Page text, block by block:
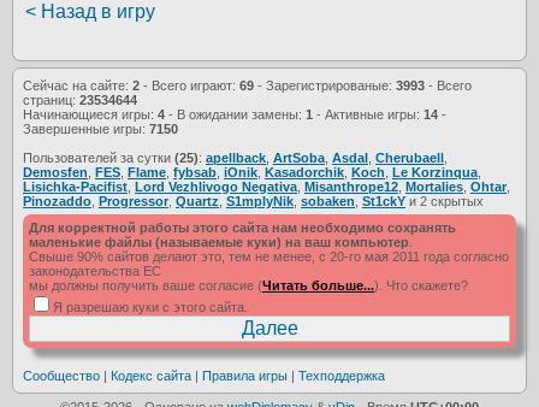
< Назад в игру
Сейчас на сайте: 2 - Всего играют: 69 - Зарегистрированые: 3993 - Всего
страниц: 23534644
Начинающиеся игры: 4 - В ожидании замены: 1 - Активные игры: 14 -
Завершенные игры: 7150
Пользователей за сутки (25): apellback ArtSoba Asdal Cherubaell
Demosfen FES Flame fybsab iOnik Kasadorchik Koch Le Korzinqua
Lisichka-Pacifist Lord Vezhlivogo Negativa Misanthrope12 Mortalies Ohtar,
Pinozaddo Progressor, Quartz S1mplyNik sobaken St1ckY и 2 скрытых
Для корректной работы этого сайта нам необходимо сохранять
маленькие файлы (называемые куки) на ваш компьютер
Свыше 90% сайтов делают это, тем не менее, с 20-го мая 2011 года согласно
законодательства ЕС
мы должны получить ваше согласие (Читать больше...). Что скажете?
Я разрешаю куки с этого сайта.
Сообщество | Кодекс сайта | Правила игры | Техподдержка